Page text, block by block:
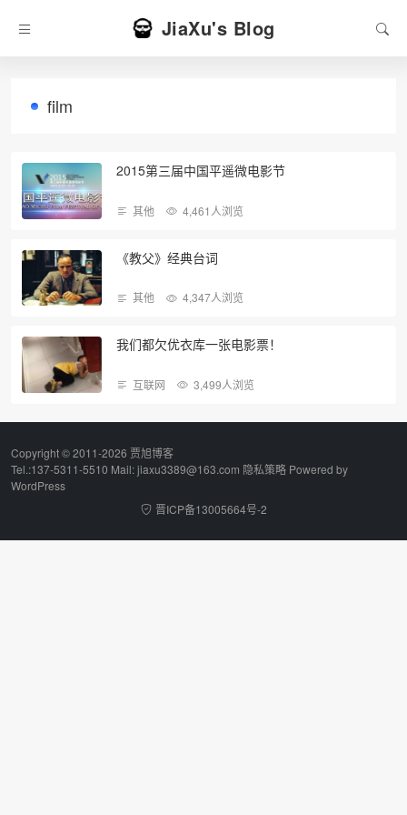
JiaXu's Blog
film
2015第三届中国平遥微电影节
其他 4,461人浏览
《教父》经典台词
其他 4,347人浏览
我们都欠优衣库一张电影票！
互联网 3,499人浏览
Copyright © 2011-2026 贾旭博客
Tel.:137-5311-5510 Mail: jiaxu3389@163.com 隐私策略 Powered by
WordPress
晋ICP备13005664号-2